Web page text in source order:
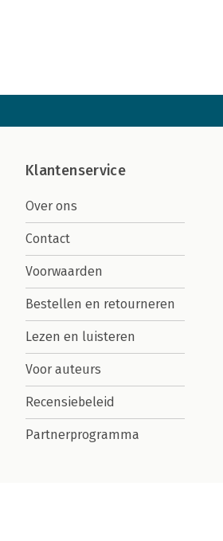
Klantenservice
Over ons
Contact
Voorwaarden
Bestellen en retourneren
Lezen en luisteren
Voor auteurs
Recensiebeleid
Partnerprogramma